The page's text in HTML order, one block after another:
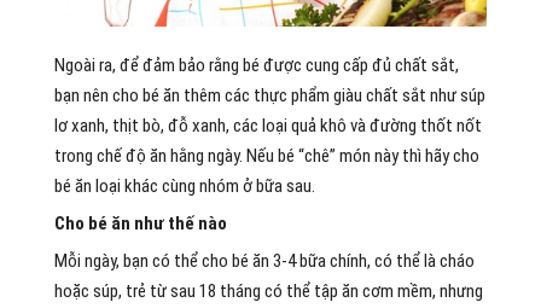
Ngoài ra, để đảm bảo rằng bé được cung cấp đủ chất sắt,
bạn nên cho bé ăn thêm các thực phẩm giàu chất sắt như súp
lơ xanh, thịt bò, đỗ xanh, các loại quả khô và đường thốt nốt
trong chế độ ăn hằng ngày. Nếu bé “chê” món này thì hãy cho
bé ăn loại khác cùng nhóm ở bữa sau.
Cho bé ăn như thế nào
Mỗi ngày, bạn có thể cho bé ăn 3-4 bữa chính, có thể là cháo
hoặc súp, trẻ từ sau 18 tháng có thể tập ăn cơm mềm, nhưng